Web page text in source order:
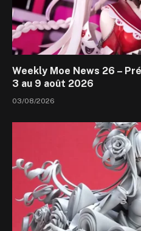
Weekly Moe News 26 –
3 au 9 août 2026
03/08/2026